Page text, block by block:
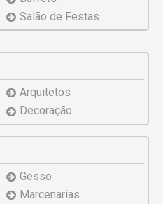
Salão de Festas
Arquitetos
Decoração
Gesso
Marcenarias